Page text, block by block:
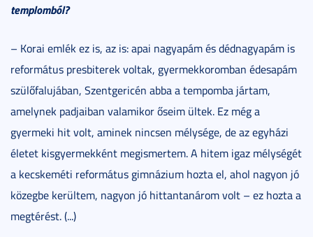
templomból?
– Korai emlék ez is, az is: apai nagyapám és dédnagyapám is
református presbiterek voltak, gyermekkoromban édesapám
szülőfalujában, Szentgericén abba a tempomba jártam,
amelynek padjaiban valamikor őseim ültek. Ez még a
gyermeki hit volt, aminek nincsen mélysége, de az egyházi
életet kisgyermekként megismertem. A hitem igaz mélységét
a kecskeméti református gimnázium hozta el, ahol nagyon jó
közegbe kerültem, nagyon jó hittantanárom volt – ez hozta a
megtérést. (...)